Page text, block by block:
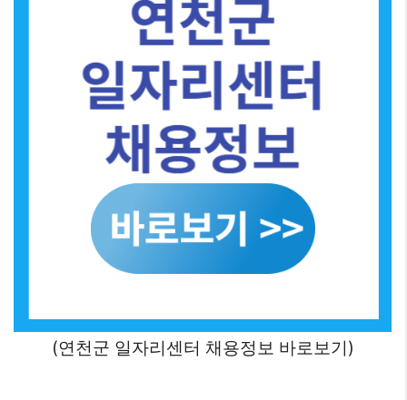
(연천군 일자리센터 채용정보 바로보기)